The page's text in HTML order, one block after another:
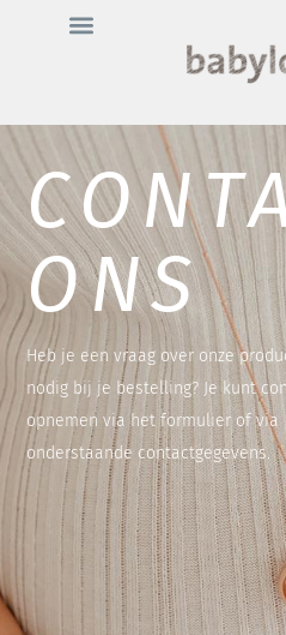
ONS
Heb je een vraag over onze
nodig bij je bestelling? Je kunt
opnemen via het formulier of via
onderstaande contactgegevens.